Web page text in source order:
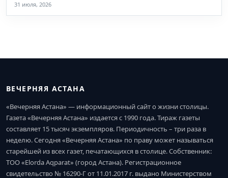
31 июля, 2026
ВЕЧЕРНЯЯ АСТАНА
«Вечерняя Астана» — информационный сайт о жизни столицы.
Газета «Вечерняя Астана» издается с 1990 года. Тираж газеты
составляет 15 тысяч экземпляров. Периодичность – три раза в
неделю. Сегодня «Вечерняя Астана» по праву может называться
старейшей из всех газет, печатающихся в столице. Собственник:
ТОО «Elorda Aqparat» (город Астана). Регистрационное
свидетельство № 16290-Г от 11.01.2017 г. выдано Министерством